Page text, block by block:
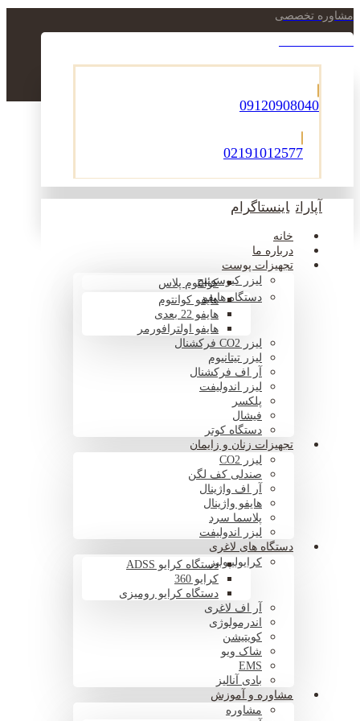
مشاوره تخصصی
09120908040
02191012577
آپارات اینستاگرام
خانه
درباره ما
تجهیزات پوست
لیزر کیوسوئیچکوانتوم پلاس
دستگاه هایفوهایفو کوانتوم
هایفو 22 بعدی
هایفو اولترافورمر
لیزر CO2 فرکشنال
لیزر تیتانیوم
آر اف فرکشنال
لیزر اندولیفت
پلکسر
فیشال
دستگاه کوتر
تجهیزات زنان و زایمان
لیزر CO2
صندلی کف لگن
آر اف واژینال
هایفو واژینال
پلاسما سرد
لیزر اندولیفت
دستگاه های لاغری
کرایولیپولیزدستگاه کرایو ADSS
کرایو 360
دستگاه کرایو رومیزی
آر اف لاغری
اندرمولوژی
کویتیشن
شاک ویو
EMS
بادی آنالیز
مشاوره و آموزش
مشاوره